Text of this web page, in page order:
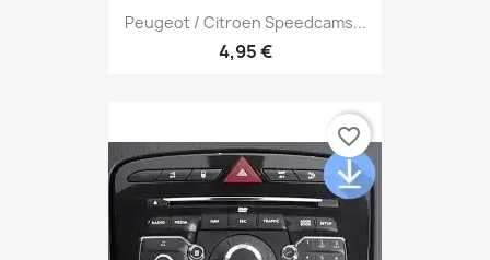
Peugeot / Citroen Speedcams...
4,95 €
favorite_border